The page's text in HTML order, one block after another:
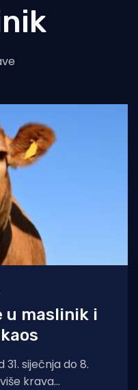
u maslinik i
siječnja do 8.
krava